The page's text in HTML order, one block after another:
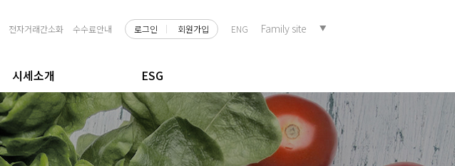
전자거래간소화 수수료안내 로그인 회원가입 ENG
시세소개 ESG